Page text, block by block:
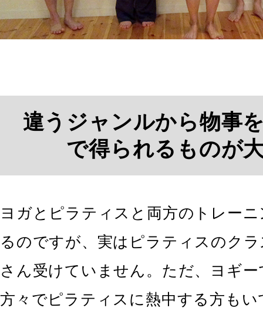
違うジャンルから物事
で得られるものが
ヨガとピラティスと両方のトレー
るのですが、実はピラティスのク
さん受けていません。ただ、ヨギ
方々でピラティスに熱中する方も